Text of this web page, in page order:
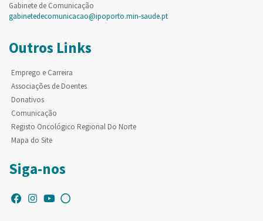
Gabinete de Comunicação
gabinetedecomunicacao@ipoporto.min-saude.pt
Outros Links
Emprego e Carreira
Associações de Doentes
Donativos
Comunicação
Registo Oncológico Regional Do Norte
Mapa do Site
Siga-nos